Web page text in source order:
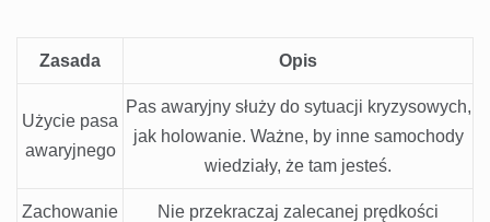
Zasada Opis
Użycie pasa
awaryjnego
Pas awaryjny służy do sytuacji kryzysowych,
jak holowanie. Ważne, by inne samochody
wiedziały, że tam jesteś.
Zachowanie
Nie przekraczaj zalecanej prędkości